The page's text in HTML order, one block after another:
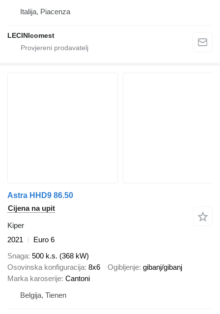
Italija, Piacenza
LECINIcomest
Astra HHD9 86.50
Cijena na upit
Kiper
2021
Euro 6
Snaga 500 k.s. (368 kW)
Osovinska konfiguracija 8x6 Ogibljenje gibanj/gibanj
Marka karoserije Cantoni
Belgija, Tienen